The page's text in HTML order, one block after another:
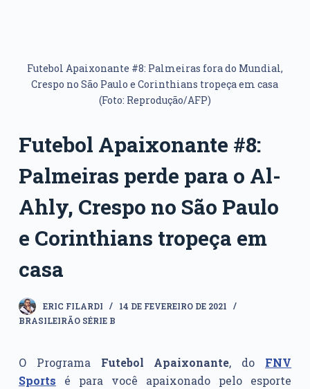
Futebol Apaixonante #8: Palmeiras fora do Mundial,
Crespo no São Paulo e Corinthians tropeça em casa
(Foto: Reprodução/AFP)
Futebol Apaixonante #8:
Palmeiras perde para o Al-
Ahly, Crespo no São Paulo
e Corinthians tropeça em
casa
ERIC FILARDI
14 DE FEVEREIRO DE 2021
BRASILEIRÃO SÉRIE B
O Programa Futebol Apaixonante, do FNV
Sports é para você apaixonado pelo esporte